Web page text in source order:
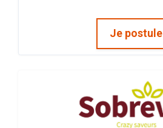
Je postule